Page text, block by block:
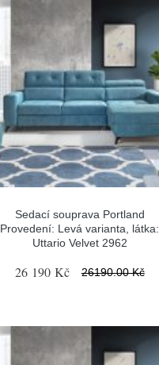
Sedací souprava Portland
Provedení: Levá varianta, látka:
Uttario Velvet 2962
26 190 Kč 26190.00 Kč